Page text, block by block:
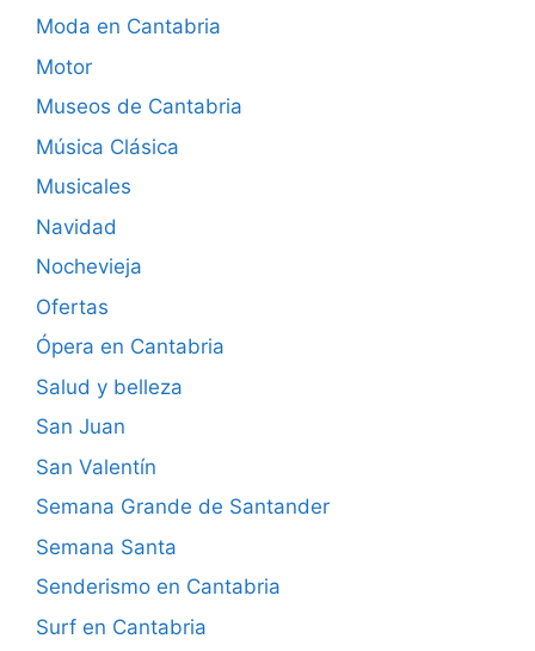
Moda en Cantabria
Motor
Museos de Cantabria
Música Clásica
Musicales
Navidad
Nochevieja
Ofertas
Ópera en Cantabria
Salud y belleza
San Juan
San Valentín
Semana Grande de Santander
Semana Santa
Senderismo en Cantabria
Surf en Cantabria